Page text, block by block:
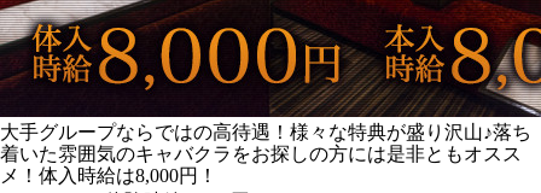
大手グループならではの高待遇！様々な特典が盛り沢山♪落ち
着いた雰囲気のキャバクラをお探しの方には是非ともオスス
メ！体入時給は8,000円！